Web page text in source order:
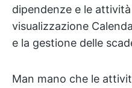
dipendenze e le
visualizzazione
e la gestione delle
Man mano che le